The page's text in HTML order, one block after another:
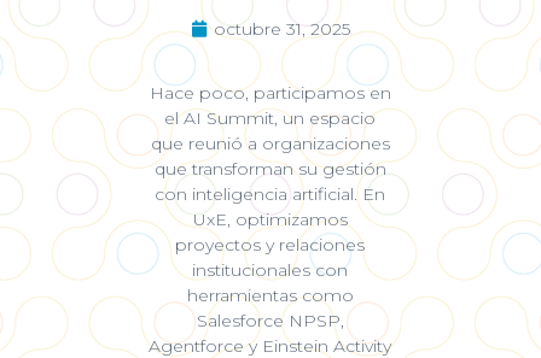
octubre 31, 2025
Hace poco, participamos en
el AI Summit, un espacio
que reunió a organizaciones
que transforman su gestión
con inteligencia artificial. En
UxE, optimizamos
proyectos y relaciones
institucionales con
herramientas como
Salesforce NPSP,
Agentforce y Einstein Activity